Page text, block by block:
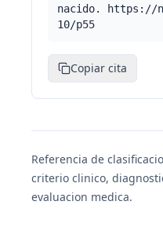
nacido. https://
10/p55
Copiar cita
Referencia de
criterio clinico,
evaluacion medica.